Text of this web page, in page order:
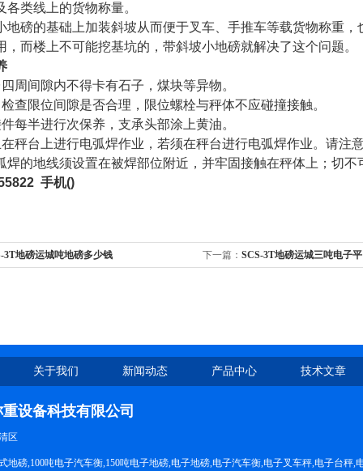
各类线上的货物称量。
地磅的基础上加装斜坡从而便于叉车、手推车等载货物称重
，而楼上不可能挖基坑的，带斜坡小地磅就解决了这个问题。
周间隙内不得卡有石子，煤块等异物。
查限位间隙是否合理，限位螺栓与秤体不应碰撞接触。
每半进行次保养，支承头部涂上黄油。
秤台上进行电弧焊作业，若须在秤台进行电弧焊作业。请注
焊的地线须设置在被焊部位附近，并牢固接触在秤体上；切
手机()
3T地磅运城吨地磅多少钱 下一篇： SCS-3T地磅运城三吨电子
关于我们 新闻动态 产品中心 技术文章
设备科技有限公司
区
地磅,100吨电子汽车衡,150吨电子地磅,电子地磅,电子汽车衡,电子叉车秤,电子台秤,